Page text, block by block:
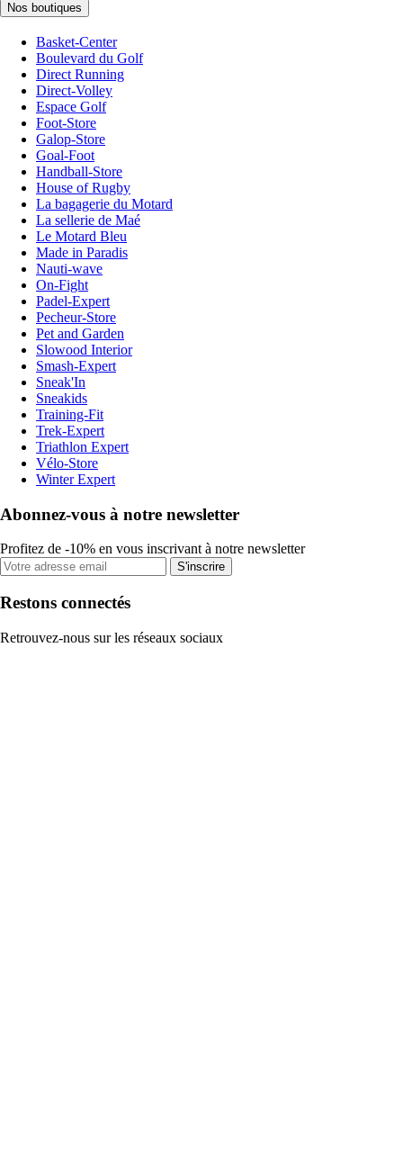
Nos boutiques
Basket-Center
Boulevard du Golf
Direct Running
Direct-Volley
Espace Golf
Foot-Store
Galop-Store
Goal-Foot
Handball-Store
House of Rugby
La bagagerie du Motard
La sellerie de Maé
Le Motard Bleu
Made in Paradis
Nauti-wave
On-Fight
Padel-Expert
Pecheur-Store
Pet and Garden
Slowood Interior
Smash-Expert
Sneak'In
Sneakids
Training-Fit
Trek-Expert
Triathlon Expert
Vélo-Store
Winter Expert
Abonnez-vous à notre newsletter
Profitez de -10% en vous inscrivant à notre newsletter
S'inscrire
Restons connectés
Retrouvez-nous sur les réseaux sociaux